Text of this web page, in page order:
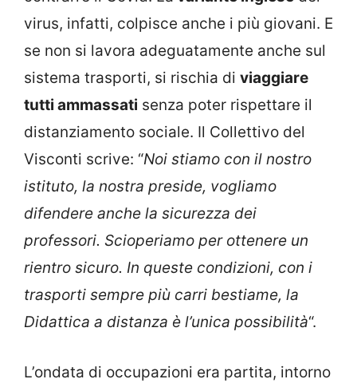
virus, infatti, colpisce anche i più giovani. E
se non si lavora adeguatamente anche sul
sistema trasporti, si rischia di viaggiare
tutti ammassati senza poter rispettare il
distanziamento sociale. Il Collettivo del
Visconti scrive: “Noi stiamo con il nostro
istituto, la nostra preside, vogliamo
difendere anche la sicurezza dei
professori. Scioperiamo per ottenere un
rientro sicuro. In queste condizioni, con i
trasporti sempre più carri bestiame, la
Didattica a distanza è l’unica possibilità“.
L’ondata di occupazioni era partita, intorno